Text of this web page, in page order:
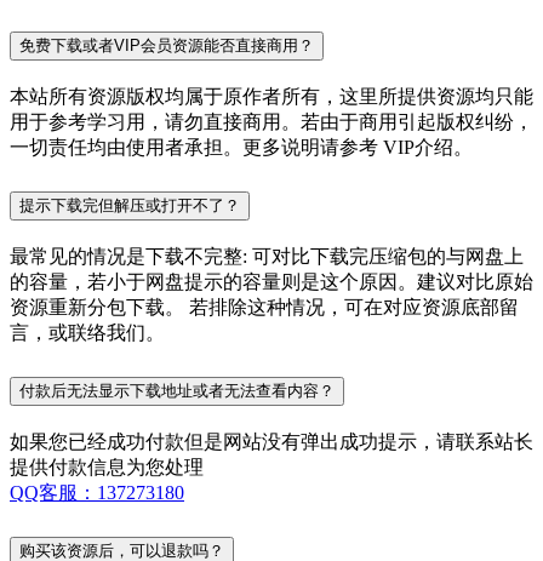
免费下载或者VIP会员资源能否直接商用？
本站所有资源版权均属于原作者所有，这里所提供资源均只能
用于参考学习用，请勿直接商用。若由于商用引起版权纠纷，
一切责任均由使用者承担。更多说明请参考 VIP介绍。
提示下载完但解压或打开不了？
最常见的情况是下载不完整: 可对比下载完压缩包的与网盘上
的容量，若小于网盘提示的容量则是这个原因。建议对比原始
资源重新分包下载。 若排除这种情况，可在对应资源底部留
言，或联络我们。
付款后无法显示下载地址或者无法查看内容？
如果您已经成功付款但是网站没有弹出成功提示，请联系站长
提供付款信息为您处理
QQ客服：137273180
购买该资源后，可以退款吗？